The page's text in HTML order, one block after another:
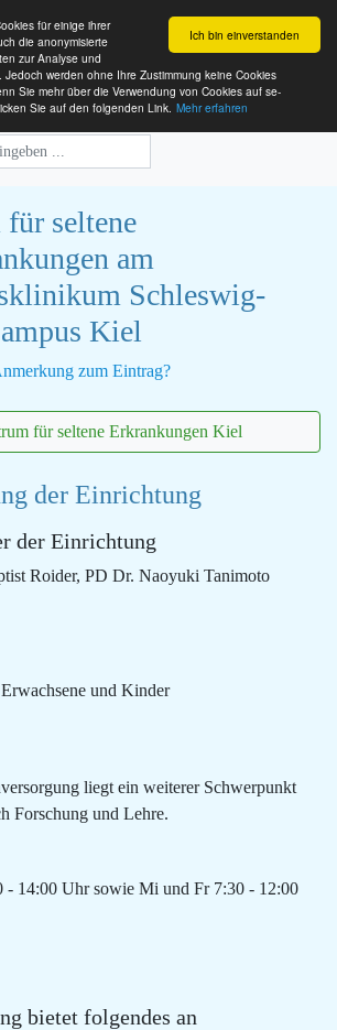
Ich bin einverstanden
für einige ihrer
die anonymisierte
zur Analyse und
Jedoch werden ohne Ihre Zustimmung keine Cookies
Sie mehr über die Verwendung von Cookies auf se-
Sie auf den folgenden Link. Mehr erfahren
für Menschen
seltene
am
Schleswig-
Kiel
zum Eintrag?
für seltene Erkrankungen Kiel
der Einrichtung
der Einrichtung
Roider, PD Dr. Naoyuki Tanimoto
und Kinder
liegt ein weiterer Schwerpunkt
Forschung und Lehre.
14:00 Uhr sowie Mi und Fr 7:30 - 12:00
bietet folgendes an